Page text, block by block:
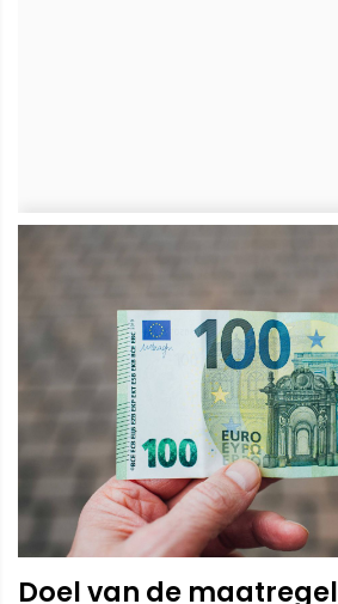
Doel van de maatregel